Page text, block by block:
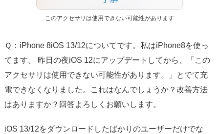
このアクセサリは使用できない可能性があります
Ｑ：iPhone 8iOS 13/12についてです。私はiPhone8を使っ
てます。 昨日の夜iOS 12にアップデートしてから、「この
アクセサリは使用できない可能性があります。」とでて充
電できなくなりました。これはなんでしょうか？改善方法
はありますか？回答よろしくお願いします。
iOS 13/12をダウンロードしたばかりのユーザーだけでな